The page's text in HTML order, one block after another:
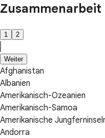
1 2
Weiter
Afghanistan
Albanien
Amerikanisch-Ozeanien
Amerikanisch-Samoa
Amerikanische
Andorra